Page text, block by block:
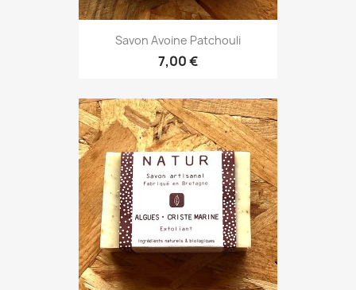
Savon Avoine Patchouli
7,00 €